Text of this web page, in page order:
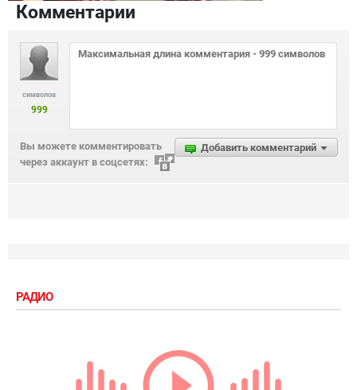
Комментарии
символов
999
Добавить комментарий
Вы можете комментировать
через аккаунт в соцсетях:
РАДИО